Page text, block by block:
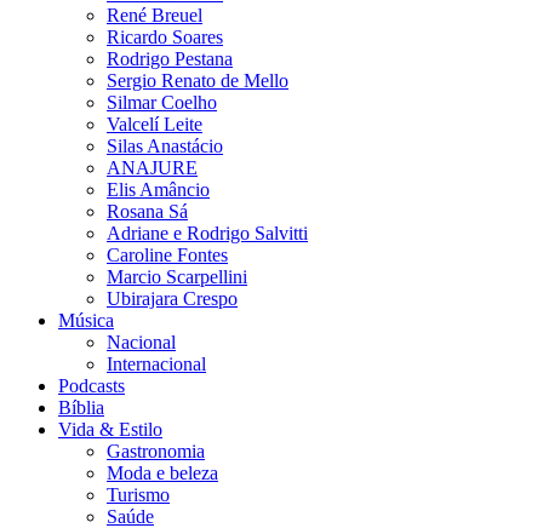
René Breuel
Ricardo Soares
Rodrigo Pestana
Sergio Renato de Mello
Silmar Coelho
Valcelí Leite
Silas Anastácio
ANAJURE
Elis Amâncio
Rosana Sá
Adriane e Rodrigo Salvitti
Caroline Fontes
Marcio Scarpellini
Ubirajara Crespo
Música
Nacional
Internacional
Podcasts
Bíblia
Vida & Estilo
Gastronomia
Moda e beleza
Turismo
Saúde